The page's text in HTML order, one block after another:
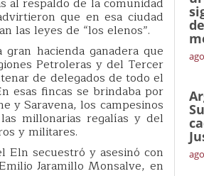
que en esa ciudad
las leyes de “los elenos”.
hacienda ganadera que
Petroleras y del Tercer
de delegados de todo el
esas fincas se brindaba por
y Saravena, los campesinos
millonarias regalías y del
y militares.
Eln secuestró y asesinó con
Jaramillo Monsalve, en